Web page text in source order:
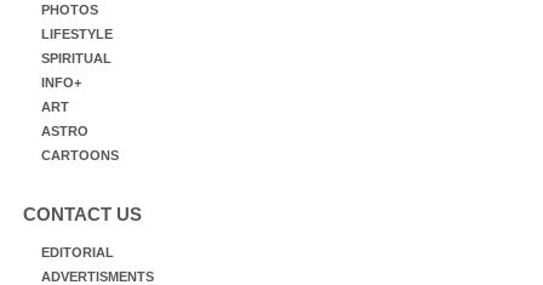
PHOTOS
LIFESTYLE
SPIRITUAL
INFO+
ART
ASTRO
CARTOONS
CONTACT US
EDITORIAL
ADVERTISMENTS